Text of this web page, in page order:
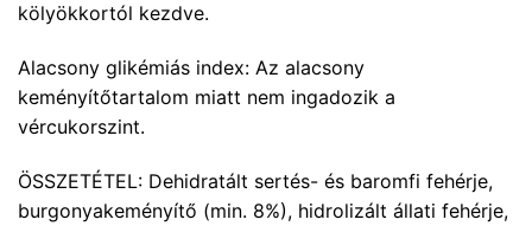
kölyökkortól kezdve.
Alacsony glikémiás index: Az alacsony
keményítőtartalom miatt nem ingadozik a
vércukorszint.
ÖSSZETÉTEL: Dehidratált sertés- és baromfi fehérje,
burgonyakeményítő (min. 8%), hidrolizált állati fehérje,